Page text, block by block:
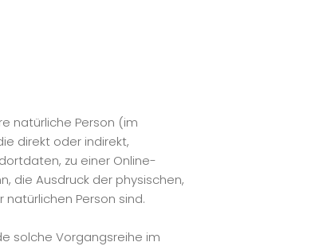
natürliche Person (im
direkt oder indirekt,
zu einer Online-
die Ausdruck der physischen,
Person sind.
solche Vorgangsreihe im